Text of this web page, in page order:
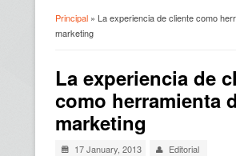
Principal » La experiencia de cliente como
marketing
La experiencia de
como herramienta
marketing
17 January, 2013 Editorial